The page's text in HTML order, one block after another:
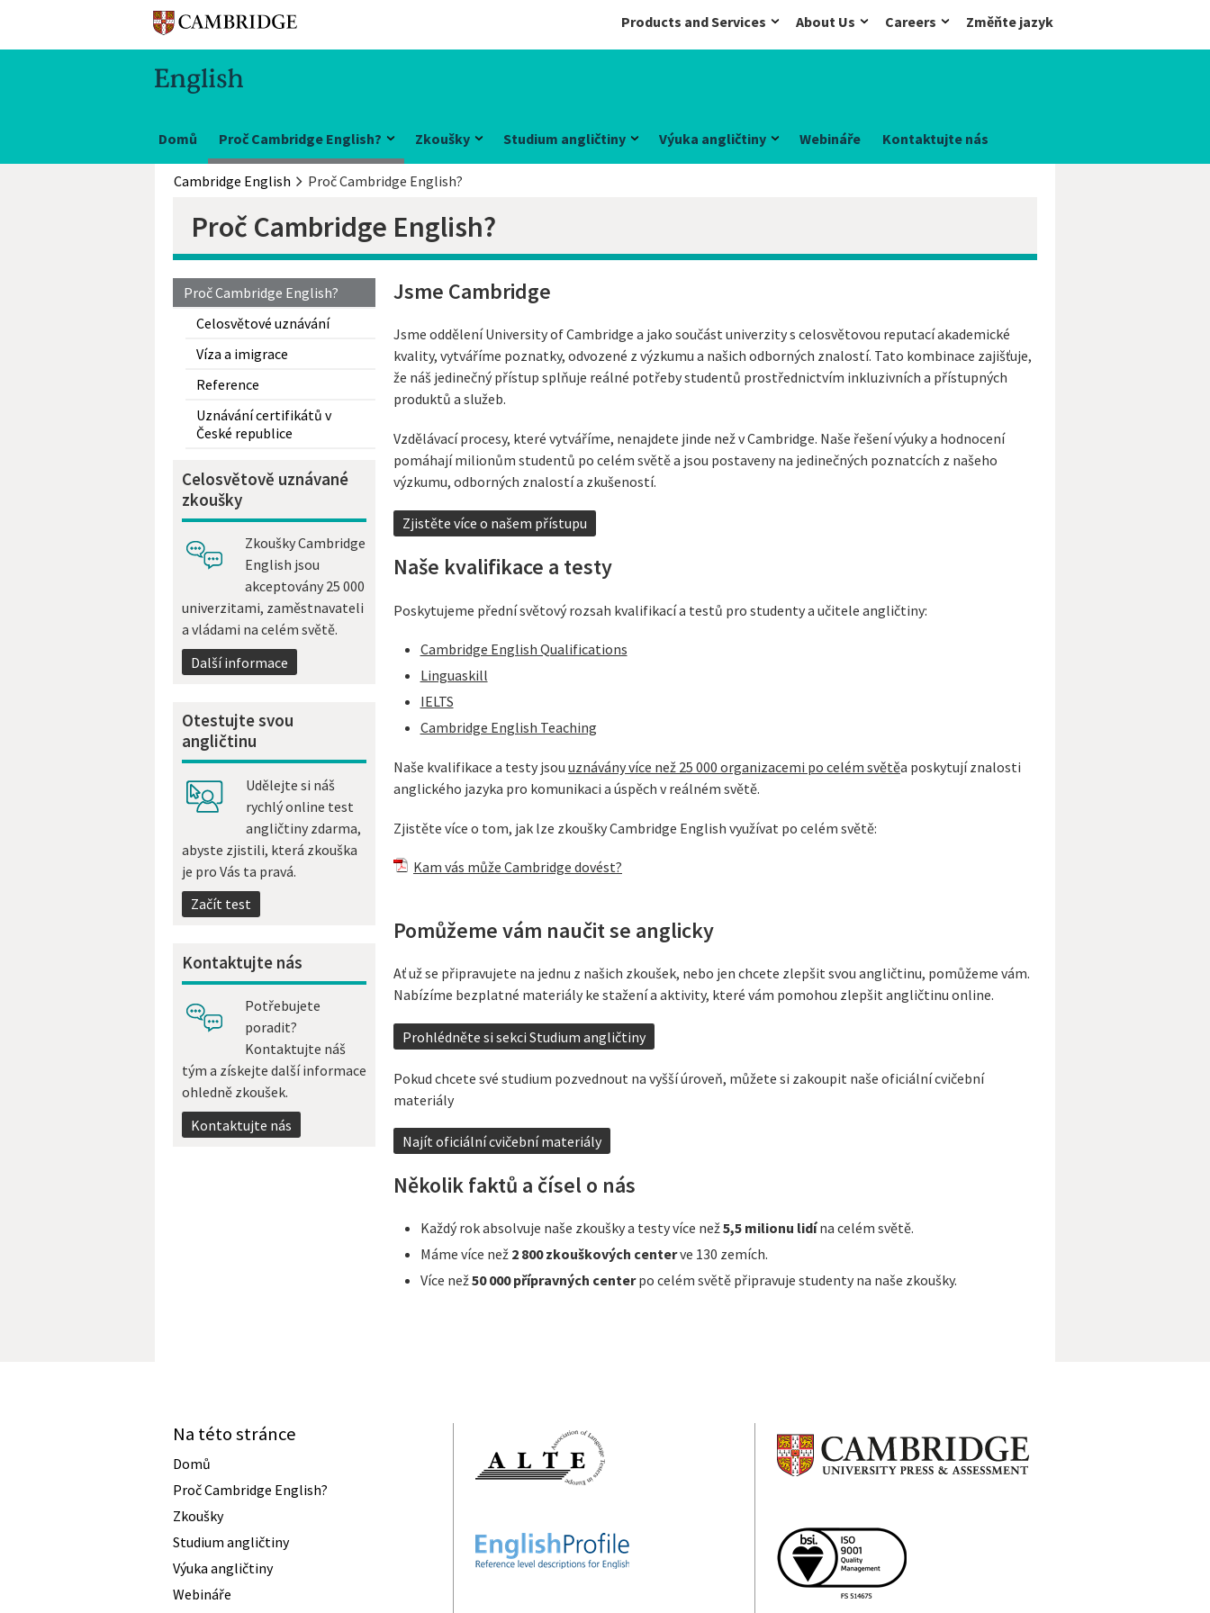
Products and Services About Us Careers Změňte jazyk
Domů Proč Cambridge English? Zkoušky Studium angličtiny Výuka angličtiny Webináře Kontaktujte nás
Cambridge English Proč Cambridge English?
Proč Cambridge English?
Proč Cambridge English?
Celosvětové uznávání
Víza a imigrace
Reference
Uznávání certifikátů v
České republice
Celosvětově uznávané
zkoušky
Zkoušky Cambridge
English jsou
akceptovány 25 000
univerzitami, zaměstnavateli
a vládami na celém světě.
Další informace
Otestujte svou
angličtinu
Udělejte si náš
rychlý online test
angličtiny zdarma,
abyste zjistili, která zkouška
je pro Vás ta pravá.
Začít test
Kontaktujte nás
Potřebujete
poradit?
Kontaktujte náš
tým a získejte další informace
ohledně zkoušek.
Kontaktujte nás
Jsme Cambridge
Jsme oddělení University of Cambridge a jako součást univerzity s celosvětovou reputací akademické
kvality, vytváříme poznatky, odvozené z výzkumu a našich odborných znalostí. Tato kombinace zajišťuje,
že náš jedinečný přístup splňuje reálné potřeby studentů prostřednictvím inkluzivních a přístupných
produktů a služeb.
Vzdělávací procesy, které vytváříme, nenajdete jinde než v Cambridge. Naše řešení výuky a hodnocení
pomáhají milionům studentů po celém světě a jsou postaveny na jedinečných poznatcích z našeho
výzkumu, odborných znalostí a zkušeností.
Zjistěte více o našem přístupu
Naše kvalifikace a testy
Poskytujeme přední světový rozsah kvalifikací a testů pro studenty a učitele angličtiny:
Cambridge English Qualifications
Linguaskill
IELTS
Cambridge English Teaching
Naše kvalifikace a testy jsou uznávány více než 25 000 organizacemi po celém světěa poskytují znalosti
anglického jazyka pro komunikaci a úspěch v reálném světě.
Zjistěte více o tom, jak lze zkoušky Cambridge English využívat po celém světě:
Kam vás může Cambridge dovést?
Pomůžeme vám naučit se anglicky
Ať už se připravujete na jednu z našich zkoušek, nebo jen chcete zlepšit svou angličtinu, pomůžeme vám.
Nabízíme bezplatné materiály ke stažení a aktivity, které vám pomohou zlepšit angličtinu online.
Prohlédněte si sekci Studium angličtiny
Pokud chcete své studium pozvednout na vyšší úroveň, můžete si zakoupit naše oficiální cvičební
materiály
Najít oficiální cvičební materiály
Několik faktů a čísel o nás
Každý rok absolvuje naše zkoušky a testy více než5,5 milionu lidína celém světě.
Máme více než 2 800 zkouškových centerve 130 zemích.
Více než50 000 přípravných centerpo celém světě připravuje studenty na naše zkoušky.
Na této stránce
Domů
Proč Cambridge English?
Zkoušky
Studium angličtiny
Výuka angličtiny
Webináře